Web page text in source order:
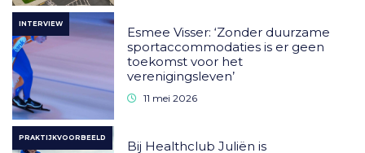
INTERVIEW
Esmee Visser: ‘Zonder duurzame
sportaccommodaties is er geen
toekomst voor het
verenigingsleven’
11 mei 2026
PRAKTIJKVOORBEELD
Bij Healthclub Juliën is